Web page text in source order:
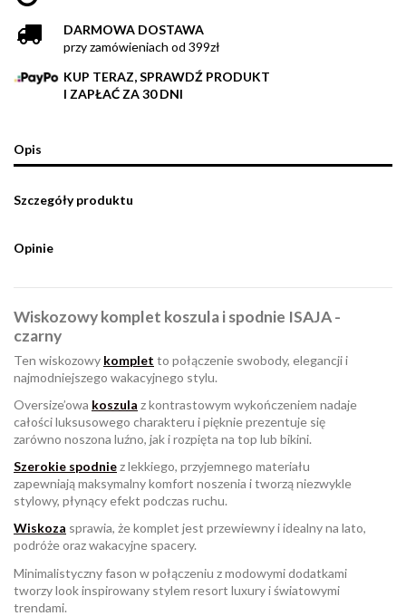
DARMOWA DOSTAWA
przy zamówieniach od 399zł
KUP TERAZ, SPRAWDŹ PRODUKT
I ZAPŁAĆ ZA 30 DNI
Opis
Szczegóły produktu
Opinie
Wiskozowy komplet koszula i spodnie ISAJA -
czarny
Ten wiskozowy komplet to połączenie swobody, elegancji i
najmodniejszego wakacyjnego stylu.
Oversize’owa koszula z kontrastowym wykończeniem nadaje
całości luksusowego charakteru i pięknie prezentuje się
zarówno noszona luźno, jak i rozpięta na top lub bikini.
Szerokie spodniez lekkiego, przyjemnego materiału
zapewniają maksymalny komfort noszenia i tworzą niezwykle
stylowy, płynący efekt podczas ruchu.
Wiskoza sprawia, że komplet jest przewiewny i idealny na lato,
podróże oraz wakacyjne spacery.
Minimalistyczny fason w połączeniu z modowymi dodatkami
tworzy look inspirowany stylem resort luxury i światowymi
trendami.